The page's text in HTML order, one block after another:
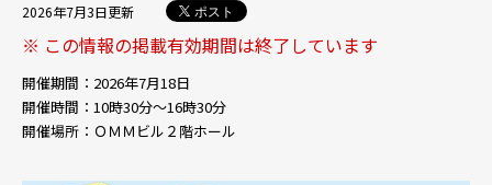
2026年7月3日更新 ポスト
※ この情報の掲載有効期間は終了しています
開催期間： 2026年7月18日
開催時間： 10時30分～16時30分
開催場所： ＯＭＭビル２階ホール